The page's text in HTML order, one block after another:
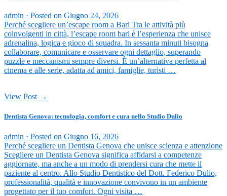
admin · Posted on Giugno 24, 2026
Perché scegliere un’escape room a Bari Tra le attività più
coinvolgenti in città, l’escape room bari è l’esperienza che unisce
adrenalina, logica e gioco di squadra. In sessanta minuti bisogna
collaborare, comunicare e osservare ogni dettaglio, superando
puzzle e meccanismi sempre diversi. È un’alternativa perfetta al
cinema e alle serie, adatta ad amici, famiglie, turisti …
View Post →
Dentista Genova: tecnologia, comfort e cura nello Studio Dulio
admin · Posted on Giugno 16, 2026
Perché scegliere un Dentista Genova che unisce scienza e attenzione
Scegliere un Dentista Genova significa affidarsi a competenze
aggiornate, ma anche a un modo di prendersi cura che mette il
paziente al centro. Allo Studio Dentistico del Dott. Federico Dulio,
professionalità, qualità e innovazione convivono in un ambiente
progettato per il tuo comfort. Ogni visita …